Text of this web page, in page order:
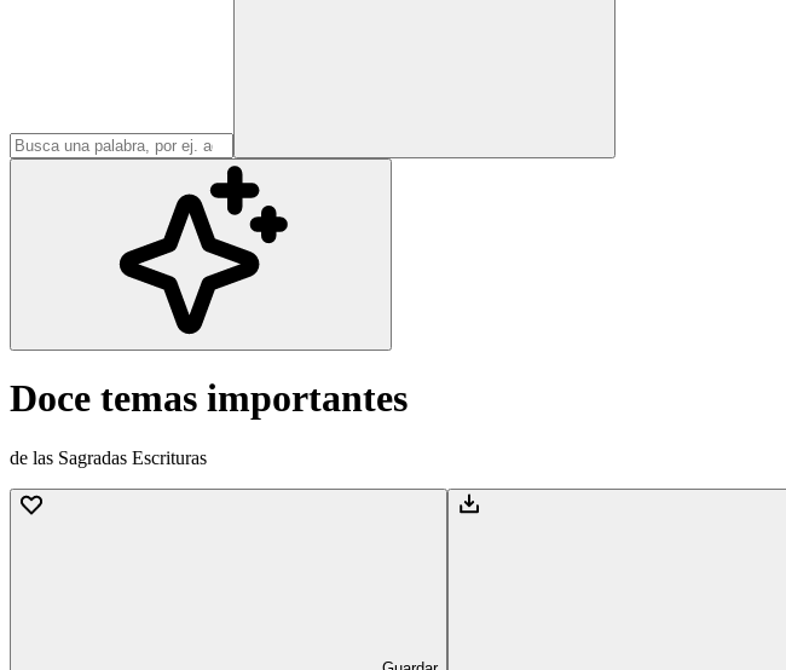
Doce temas importantes
de las Sagradas Escrituras